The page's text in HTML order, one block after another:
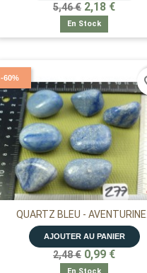
5,46 € 2,18 €
En Stock
QUARTZ BLEU - AVENTURINE...
AJOUTER AU PANIER
2,48 € 0,99 €
-60%